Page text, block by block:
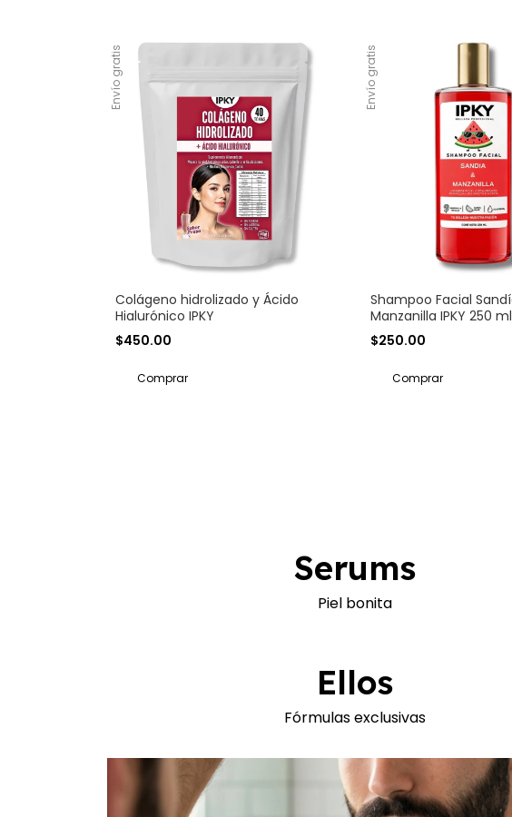
Envío gratis
Colágeno hidrolizado y Ácido
Hialurónico IPKY
$450.00
Comprar
Envío gratis
Shampoo Facial
Manzanilla IPKY 250 ml
$250.00
Serums
Piel bonita
Ellos
Fórmulas exclusivas